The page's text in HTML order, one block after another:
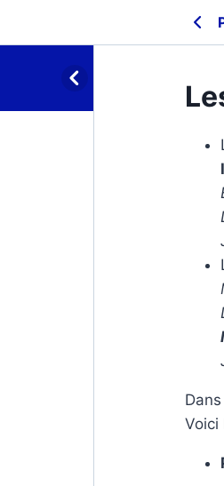
Voici